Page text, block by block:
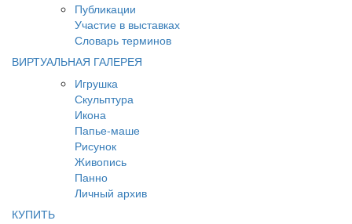
Публикации
Участие в выставках
Словарь терминов
ВИРТУАЛЬНАЯ ГАЛЕРЕЯ
Игрушка
Скульптура
Икона
Папье-маше
Рисунок
Живопись
Панно
Личный архив
КУПИТЬ